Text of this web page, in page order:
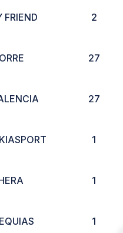
FRIEND 2
27
27
1
1
1